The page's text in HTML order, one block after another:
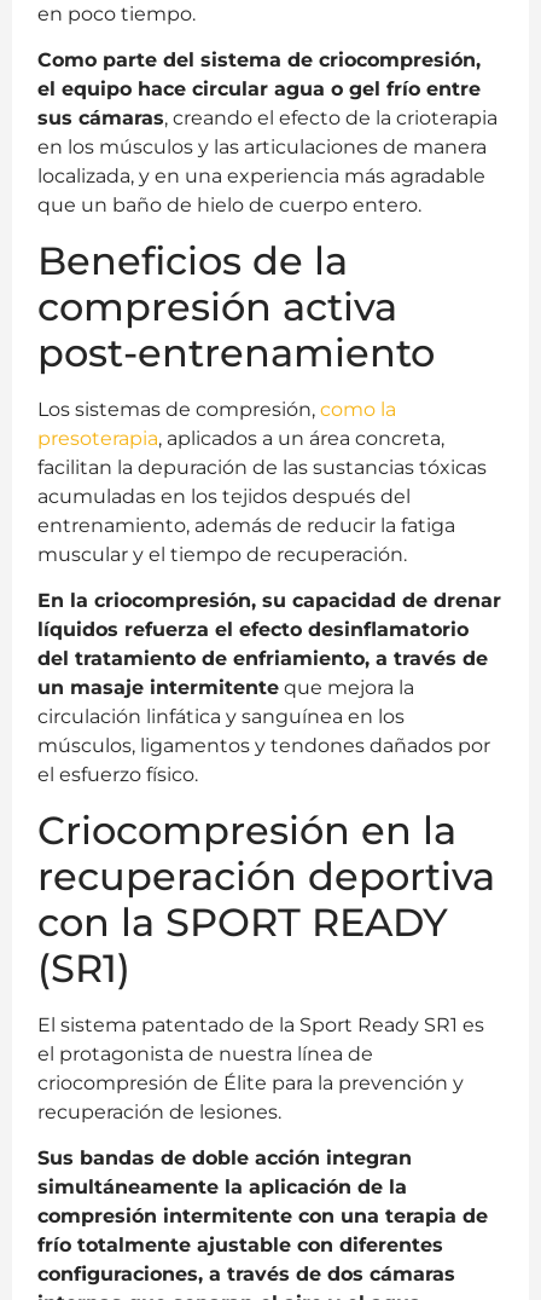
en poco tiempo.
Como parte del sistema de criocompresión,
el equipo hace circular agua o gel frío entre
sus cámaras, creando el efecto de la crioterapia
en los músculos y las articulaciones de manera
localizada, y en una experiencia más agradable
que un baño de hielo de cuerpo entero.
Beneficios de la
compresión activa
post-entrenamiento
Los sistemas de compresión,como la
presoterapia, aplicados a un área concreta,
facilitan la depuración de las sustancias tóxicas
acumuladas en los tejidos después del
entrenamiento, además de reducir la fatiga
muscular y el tiempo de recuperación.
En la criocompresión, su capacidad de drenar
líquidos refuerza el efecto desinflamatorio
del tratamiento de enfriamiento, a través de
un masaje intermitente que mejora la
circulación linfática y sanguínea en los
músculos, ligamentos y tendones dañados por
el esfuerzo físico.
Criocompresión en la
recuperación deportiva
con la SPORT READY
(SR1)
El sistema patentado de la Sport Ready SR1 es
el protagonista de nuestra línea de
criocompresión de Élite para la prevención y
recuperación de lesiones.
Sus bandas de doble acción integran
simultáneamente la aplicación de la
compresión intermitente con una terapia de
frío totalmente ajustable con diferentes
configuraciones, a través de dos cámaras